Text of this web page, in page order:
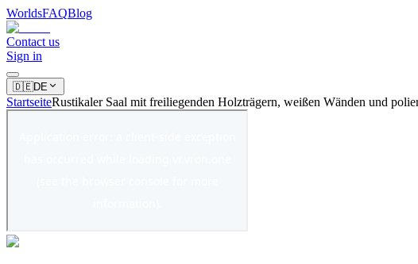
WorldsFAQBlog
Contact us
Sign in
🇩🇪DE
StartseiteRustikaler Saal mit freiliegenden Holzträgern, weißen Wänden und